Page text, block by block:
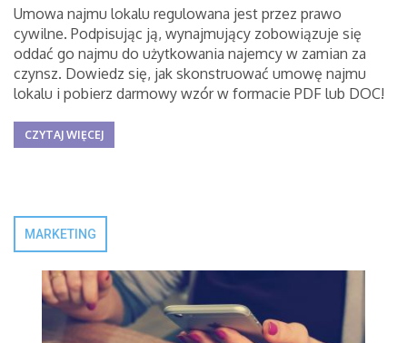
Umowa najmu lokalu regulowana jest przez prawo
cywilne. Podpisując ją, wynajmujący zobowiązuje się
oddać go najmu do użytkowania najemcy w zamian za
czynsz. Dowiedz się, jak skonstruować umowę najmu
lokalu i pobierz darmowy wzór w formacie PDF lub DOC!
CZYTAJ WIĘCEJ
MARKETING